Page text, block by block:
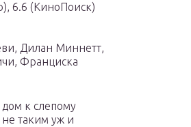
6.6 (КиноПоиск)
Дилан Миннетт,
Франциска
к слепому
не таким уж и